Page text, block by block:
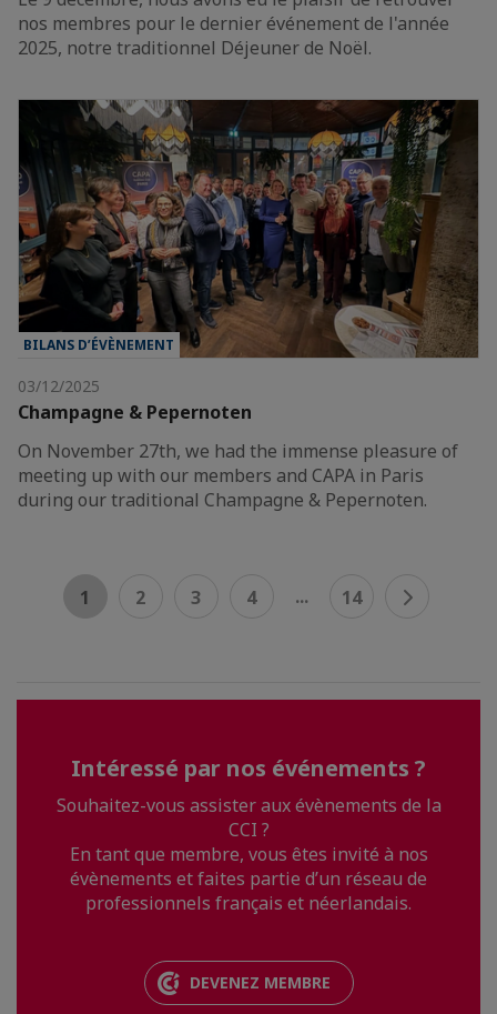
nos membres pour le dernier événement de l'année
2025, notre traditionnel Déjeuner de Noël.
BILANS D’ÉVÈNEMENT
03/12/2025
Champagne & Pepernoten
On November 27th, we had the immense pleasure of
meeting up with our members and CAPA in Paris
during our traditional Champagne & Pepernoten.
1 2 3 4 ... 14
Intéressé par nos événements ?
Souhaitez-vous assister aux évènements de la
CCI ?
En tant que membre, vous êtes invité à nos
évènements et faites partie d’un réseau de
professionnels français et néerlandais.
DEVENEZ MEMBRE